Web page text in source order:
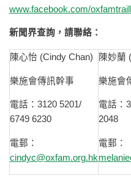
www.facebook.com/
新聞界查詢，請聯絡：
陳心怡 (Cindy Chan)
樂施會傳訊幹事
電話：3120 5201/
6749 6230
電郵：
cindyc@oxfam.org.hk
陳妙蘭
樂施會
電話：
2048
電郵：